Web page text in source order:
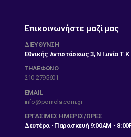
Επικοινωνήστε μαζί μας
ΔΙΕΎΘΥΝΣΗ
Εθνικής Αντιστάσεως 3, Ν Ιωνία Τ.Κ
ΤΗΛΕΦΩΝΟ
210 2795601
EMAIL
info@pomola.com.gr
ΕΡΓΆΣΙΜΕΣ ΗΜΈΡΕΣ/ΏΡΕΣ
Δευτέρα - Παρασκευή 9:00AM -